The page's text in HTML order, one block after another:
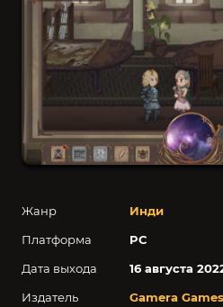
Жанр
Инди
Платформа
PC
Дата выхода
16 августа
Издатель
Gamera Games